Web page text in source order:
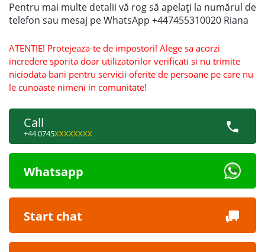
Pentru mai multe detalii vă rog să apelați la numărul de
telefon sau mesaj pe WhatsApp +447455310020 Riana
ATENTIE! Protejeaza-te de impostori! Alege sa acorzi
incredere sporita doar utilizatorilor verificati si nu trimite
niciodata bani pentru servicii oferite de persoane pe care nu
le cunoaste nimeni in comunitate!
Call
+44 0745XXXXXXXX
Whatsapp
Start chat